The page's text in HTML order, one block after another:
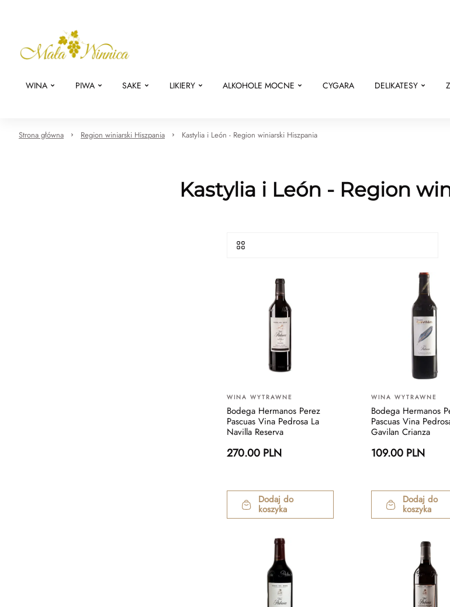
WINA PIWA SAKE LIKIERY ALKOHOLE MOCNE CYGARA DELIKATESY
Strona główna Region winiarski Hiszpania Kastylia i León - Region winiarski Hiszpania
Kastylia i León - Region
WINA WYTRAWNE
Bodega Hermanos Perez
Pascuas Vina Pedrosa La
Navilla Reserva
270.00 PLN
Dodaj do
koszyka
WINA WYTRAWNE
Bodega Hermanos
Pascuas Vina
Gavilan Crianza
109.00 PLN
Dodaj do
koszyka